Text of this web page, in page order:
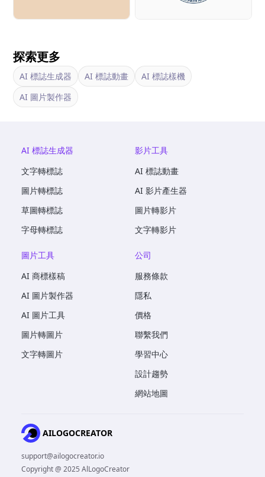
探索更多
AI 標誌生成器 AI 標誌動畫
AI 標誌樣機
AI 圖片製作器
AI 標誌生成器
文字轉標誌
圖片轉標誌
草圖轉標誌
字母轉標誌
影片工具
AI 標誌動畫
AI 影片產生器
圖片轉影片
文字轉影片
圖片工具
AI 商標樣稿
AI 圖片製作器
AI 圖片工具
圖片轉圖片
文字轉圖片
公司
服務條款
隱私
價格
聯繫我們
學習中心
設計趨勢
網站地圖
AILOGOCREATOR
support@ailogocreator.io
Copyright @ 2025 AlLogoCreator